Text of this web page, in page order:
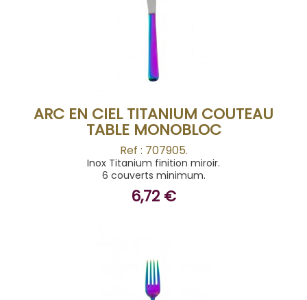
ACHETER
ARC EN CIEL TITANIUM COUTEAU
TABLE MONOBLOC
Ref : 707905.
Inox Titanium finition miroir.
6 couverts minimum.
6,72 €